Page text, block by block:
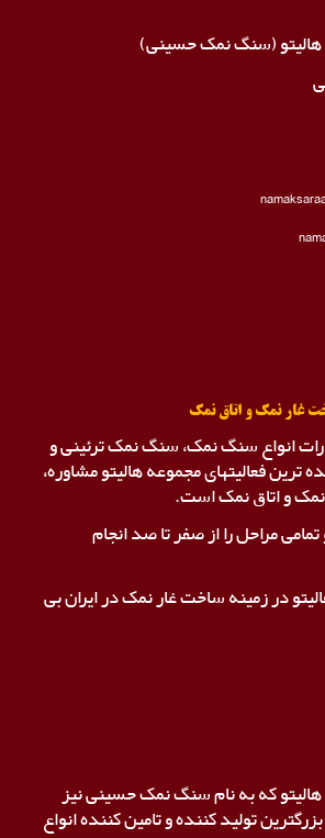
(سنگ نمک حسینی)
غار نمک و اتاق نمک
انواع سنگ نمک، سنگ نمک ترئینی و
ترین فعالیتهای مجموعه هالیتو مشاوره،
و اتاق نمک است.
مراحل را از صفر تا صد انجام
در زمینه ساخت غار نمک در ایران بی
که به نام سنگ نمک حسینی نیز
تولید کننده و تامین کننده انواع